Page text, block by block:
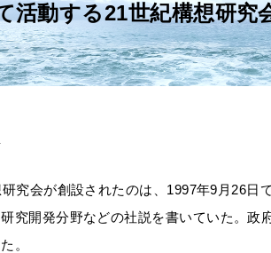
活動する21世紀構想研究
究会が創設されたのは、1997年9月26日
究開発分野などの社説を書いていた。政
。